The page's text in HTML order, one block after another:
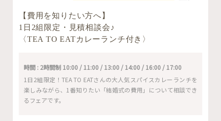
【費用を知りたい方へ】
1日2組限定・見積相談会♪
〈TEA TO EATカレーランチ付き〉
時間 : 2時間制 10:00 / 11:00 / 13:00 / 14:00 / 16:00 / 17:00
1日2組限定！TEA TO EATさんの大人気スパイスカレーランチを
楽しみながら、1番知りたい「結婚式の費用」について相談でき
るフェアです。